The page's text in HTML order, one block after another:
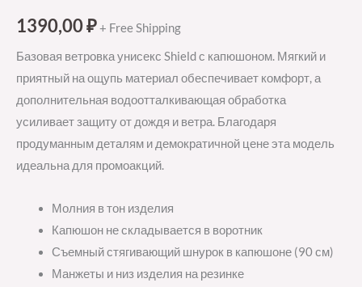
1390,00₽+ Free Shipping
Базовая ветровка унисекс Shield с капюшоном. Мягкий и
приятный на ощупь материал обеспечивает комфорт, а
дополнительная водоотталкивающая обработка
усиливает защиту от дождя и ветра. Благодаря
продуманным деталям и демократичной цене эта модель
идеальна для промоакций.
Молния в тон изделия
Капюшон не складывается в воротник
Съемный стягивающий шнурок в капюшоне (90 см)
Манжеты и низ изделия на резинке